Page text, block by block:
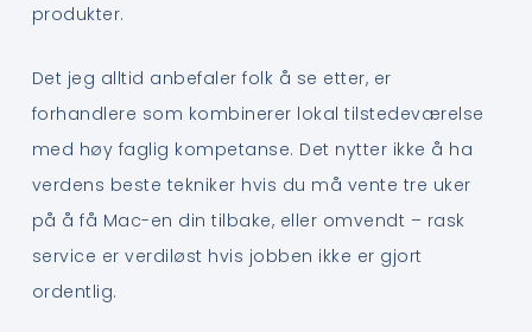
produkter.
Det jeg alltid anbefaler folk å se etter, er
forhandlere som kombinerer lokal tilstedeværelse
med høy faglig kompetanse. Det nytter ikke å ha
verdens beste tekniker hvis du må vente tre uker
på å få Mac-en din tilbake, eller omvendt – rask
service er verdiløst hvis jobben ikke er gjort
ordentlig.